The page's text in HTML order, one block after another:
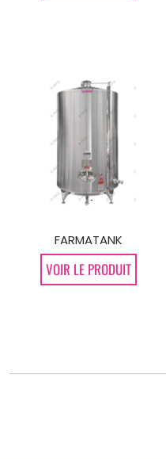
FARMATANK
VOIR LE PRODUIT